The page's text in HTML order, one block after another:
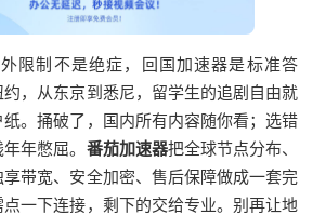
限制不是绝症，回国加速器是标准答
，从东京到悉尼，留学生的追剧自由就
纸。捅破了，国内所有内容随你看；选错
年憋屈。 番茄加速器把全球节点分布、
享带宽、安全加密、售后保障做成一套完
点一下连接，剩下的交给专业。别再让地